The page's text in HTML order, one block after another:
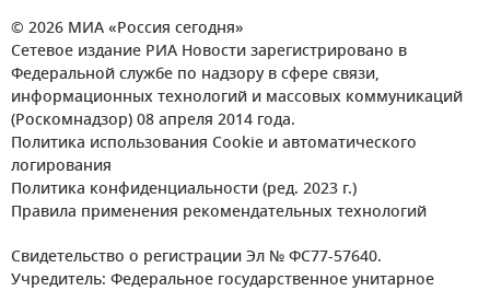
© 2026 МИА «Россия сегодня»
Сетевое издание РИА Новости зарегистрировано в
Федеральной службе по надзору в сфере связи,
информационных технологий и массовых коммуникаций
(Роскомнадзор) 08 апреля 2014 года.
Политика использования Cookie и автоматического
логирования
Политика конфиденциальности (ред. 2023 г.)
Правила применения рекомендательных технологий
Свидетельство о регистрации Эл № ФС77-57640.
Учредитель: Федеральное государственное унитарное